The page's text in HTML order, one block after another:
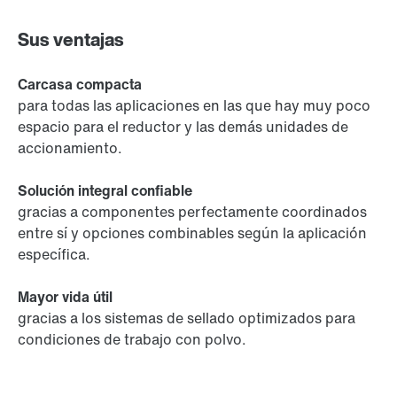
Sus ventajas
Carcasa compacta
para todas las aplicaciones en las que hay muy poco
espacio para el reductor y las demás unidades de
accionamiento.
Solución integral confiable
gracias a componentes perfectamente coordinados
entre sí y opciones combinables según la aplicación
específica.
Mayor vida útil
gracias a los sistemas de sellado optimizados para
condiciones de trabajo con polvo.